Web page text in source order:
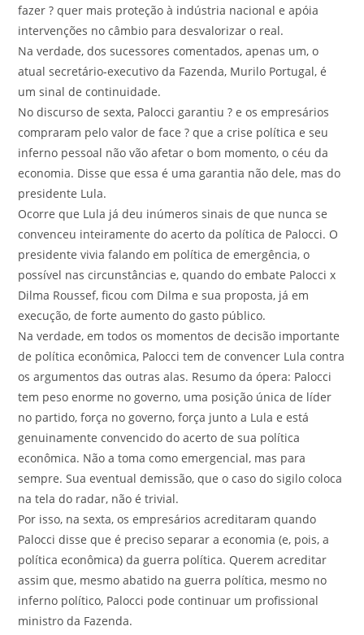
fazer ? quer mais proteção à indústria nacional e apóia
intervenções no câmbio para desvalorizar o real.
Na verdade, dos sucessores comentados, apenas um, o
atual secretário-executivo da Fazenda, Murilo Portugal, é
um sinal de continuidade.
No discurso de sexta, Palocci garantiu ? e os empresários
compraram pelo valor de face ? que a crise política e seu
inferno pessoal não vão afetar o bom momento, o céu da
economia. Disse que essa é uma garantia não dele, mas do
presidente Lula.
Ocorre que Lula já deu inúmeros sinais de que nunca se
convenceu inteiramente do acerto da política de Palocci. O
presidente vivia falando em política de emergência, o
possível nas circunstâncias e, quando do embate Palocci x
Dilma Roussef, ficou com Dilma e sua proposta, já em
execução, de forte aumento do gasto público.
Na verdade, em todos os momentos de decisão importante
de política econômica, Palocci tem de convencer Lula contra
os argumentos das outras alas. Resumo da ópera: Palocci
tem peso enorme no governo, uma posição única de líder
no partido, força no governo, força junto a Lula e está
genuinamente convencido do acerto de sua política
econômica. Não a toma como emergencial, mas para
sempre. Sua eventual demissão, que o caso do sigilo coloca
na tela do radar, não é trivial.
Por isso, na sexta, os empresários acreditaram quando
Palocci disse que é preciso separar a economia (e, pois, a
política econômica) da guerra política. Querem acreditar
assim que, mesmo abatido na guerra política, mesmo no
inferno político, Palocci pode continuar um profissional
ministro da Fazenda.